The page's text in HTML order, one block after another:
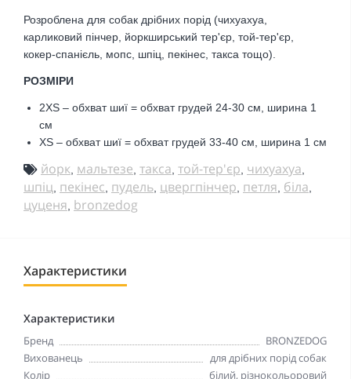
Розроблена для собак дрібних порід (чихуахуа,
карликовий пінчер, йоркширський тер'єр, той-тер'єр,
кокер-спанієль, мопс, шпіц, пекінес, такса тощо).
РОЗМІРИ
2XS – обхват шиї = обхват грудей 24-30 см, ширина 1
см
XS – обхват шиї = обхват грудей 33-40 см, ширина 1 см
йорк мальтезе такса той-тер'єр чихуахуа
шпіц пекінес пудель цвергпінчер петля біла
цуценя bronzedog
Характеристики
Характеристики
Бренд
BRONZEDOG
Вихованець
для дрібних порід собак
Колір
білий, різнокольоровий